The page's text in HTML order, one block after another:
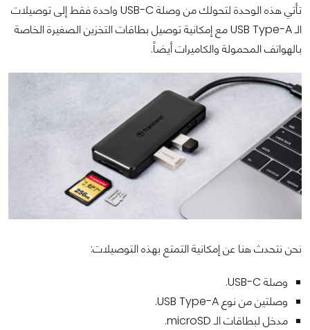
تأتي هذه الوحدة لتحولك من وصلة USB-C واحدة فقط إلى توصيلات
الـ USB Type-A مع إمكانية توصيل بطاقات التخزين الصغيرة الخاصة
بالهواتف المحمولة والكاميرات أيضاً.
نحن نتحدث هنا عن إمكانية التمتع بهذه التوصيلات:
وصلة USB-C.
وصلتين من نوع USB Type-A.
مدخل لبطاقات الـ microSD.